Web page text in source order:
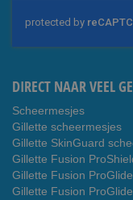
onze
nieuwsbrief
DIRECT NAAR VEEL
Scheermesjes
Gillette scheermesjes
Gillette SkinGuard
Gillette Fusion
Gillette Fusion
Gillette Fusion ProGlide